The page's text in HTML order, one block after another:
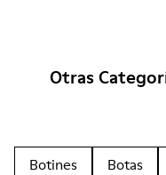
Otras
Botines Botas